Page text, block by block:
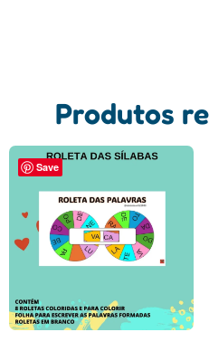
Produtos
Save